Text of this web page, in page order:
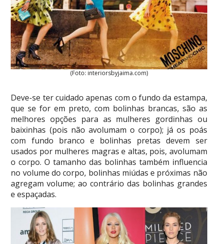
(Foto: interiorsbyjaima.com)
Deve-se ter cuidado apenas com o fundo da estampa,
que se for em preto, com bolinhas brancas, são as
melhores opções para as mulheres gordinhas ou
baixinhas (pois não avolumam o corpo); já os poás
com fundo branco e bolinhas pretas devem ser
usados por mulheres magras e altas, pois, avolumam
o corpo. O tamanho das bolinhas também influencia
no volume do corpo, bolinhas miúdas e próximas não
agregam volume; ao contrário das bolinhas grandes
e espaçadas.